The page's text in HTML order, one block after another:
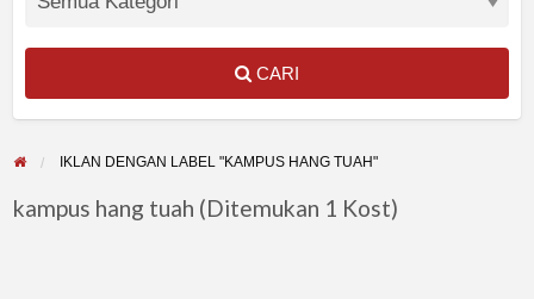
CARI
IKLAN DENGAN LABEL "KAMPUS HANG TUAH"
kampus hang tuah (Ditemukan 1 Kost)